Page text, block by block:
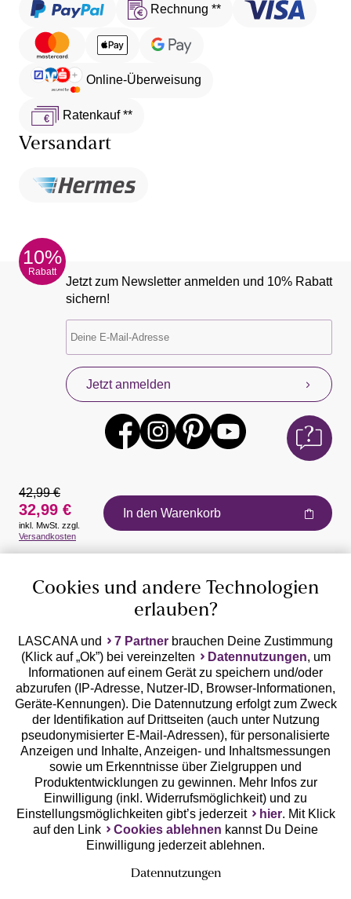
Rechnung **
Online-Überweisung
Ratenkauf **
Versandart
10%
Rabatt
Jetzt zum Newsletter anmelden und 10% Rabatt
sichern!
Jetzt anmelden
Auszeichnungen
Geprüfte Sicherheit
Unsere Apps
42,99 €
32,99 €
inkl. MwSt. zzgl.
Versandkosten
In den Warenkorb
Cookies und andere Technologien
erlauben?
LASCANA und 7 Partner brauchen Deine Zustimmung
(Klick auf „Ok”) bei vereinzelten
Datennutzungen, um
Informationen auf einem Gerät zu speichern und/oder
abzurufen (IP-Adresse, Nutzer-ID, Browser-Informationen,
Geräte-Kennungen). Die Datennutzung erfolgt zum Zweck
der Identifikation auf Drittseiten (auch unter Nutzung
pseudonymisierter E-Mail-Adressen), für personalisierte
Anzeigen und Inhalte, Anzeigen- und Inhaltsmessungen
sowie um Erkenntnisse über Zielgruppen und
Produktentwicklungen zu gewinnen. Mehr Infos zur
Einwilligung (inkl. Widerrufsmöglichkeit) und zu
Einstellungsmöglichkeiten gibt’s jederzeit
hier. Mit Klick
auf den Link
Cookies ablehnen kannst Du Deine
Einwilligung jederzeit ablehnen.
Datennutzungen